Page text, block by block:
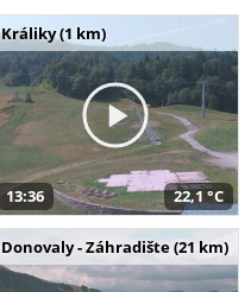
Králiky (1 km)
13:36 22,1 °C
Donovaly - Záhradište (21 km)